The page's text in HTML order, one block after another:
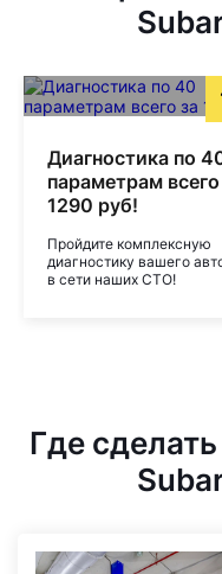
Диагностика по
параметрам всего
1290 руб!
Пройдите комплексную
диагностику вашего
в сети наших СТО!
Где